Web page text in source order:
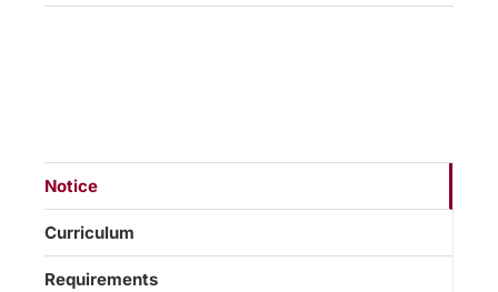
Notice
Curriculum
Requirements